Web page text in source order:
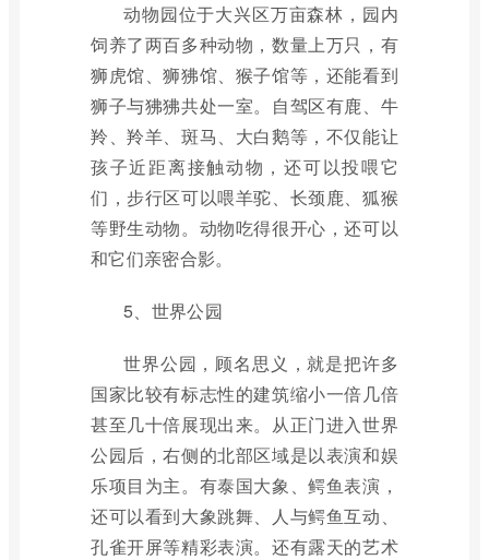
动物园位于大兴区万亩森林，园内
饲养了两百多种动物，数量上万只，有
狮虎馆、狮狒馆、猴子馆等，还能看到
狮子与狒狒共处一室。自驾区有鹿、牛
羚、羚羊、斑马、大白鹅等，不仅能让
孩子近距离接触动物，还可以投喂它
们，步行区可以喂羊驼、长颈鹿、狐猴
等野生动物。动物吃得很开心，还可以
和它们亲密合影。
5、世界公园
世界公园，顾名思义，就是把许多
国家比较有标志性的建筑缩小一倍几倍
甚至几十倍展现出来。从正门进入世界
公园后，右侧的北部区域是以表演和娱
乐项目为主。有泰国大象、鳄鱼表演，
还可以看到大象跳舞、人与鳄鱼互动、
孔雀开屏等精彩表演。还有露天的艺术